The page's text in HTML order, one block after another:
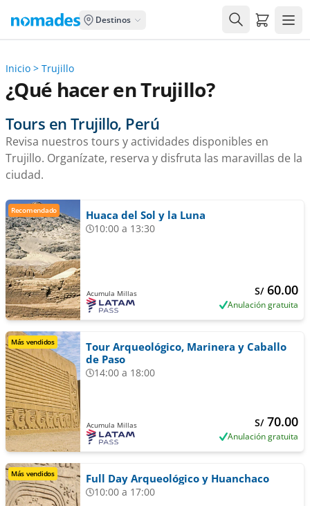
Destinos Carrito
Inicio > Trujillo
¿Qué hacer en Trujillo?
Tours en Trujillo, Perú
Revisa nuestros tours y actividades disponibles en
Trujillo. Organízate, reserva y disfruta las maravillas de la
ciudad.
Recomendado Huaca del Sol y la Luna
10:00 a 13:30
S/ 60.00
Anulación gratuita
Acumula Millas
Más vendidos
Tour Arqueológico, Marinera y Caballo
de Paso
14:00 a 18:00
S/ 70.00
Anulación gratuita
Acumula Millas
Más vendidos Full Day Arqueológico y Huanchaco
10:00 a 17:00